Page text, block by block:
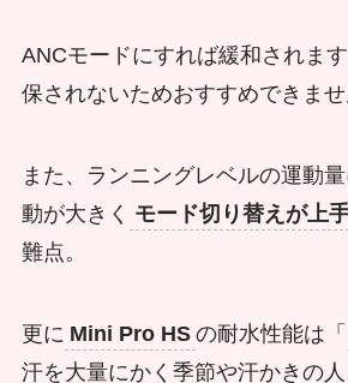
ANCモードにすれば緩和されま
保されないためおすすめできませ
また、ランニングレベルの運動
動が大きく モード切り替えが上
難点。
更に Mini Pro HS の耐水性能は「
汗を大量にかく季節や汗かきの